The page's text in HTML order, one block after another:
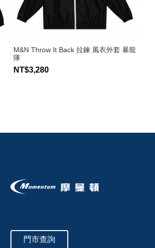
M&N Throw It Back 拉鍊 風衣外套 暴龍
隊
NT$3,280
門市查詢